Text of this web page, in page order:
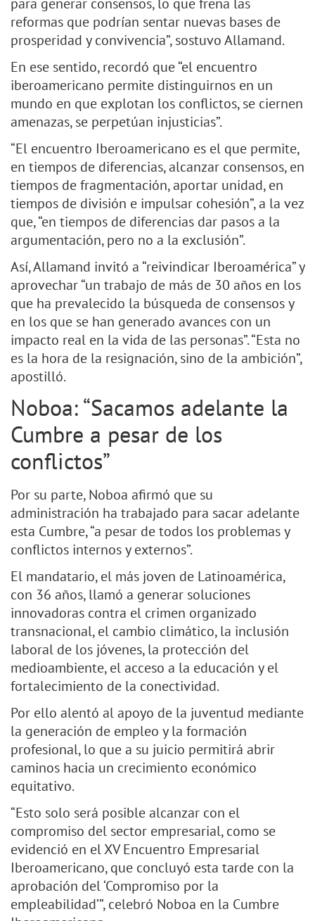
para generar consensos, lo que frena las
reformas que podrían sentar nuevas bases de
prosperidad y convivencia”, sostuvo Allamand.
En ese sentido, recordó que “el encuentro
iberoamericano permite distinguirnos en un
mundo en que explotan los conflictos, se ciernen
amenazas, se perpetúan injusticias”.
“El encuentro Iberoamericano es el que permite,
en tiempos de diferencias, alcanzar consensos, en
tiempos de fragmentación, aportar unidad, en
tiempos de división e impulsar cohesión”, a la vez
que, “en tiempos de diferencias dar pasos a la
argumentación, pero no a la exclusión”.
Así, Allamand invitó a “reivindicar Iberoamérica” y
aprovechar “un trabajo de más de 30 años en los
que ha prevalecido la búsqueda de consensos y
en los que se han generado avances con un
impacto real en la vida de las personas”. “Esta no
es la hora de la resignación, sino de la ambición”,
apostilló.
Noboa: “Sacamos adelante la
Cumbre a pesar de los
conflictos”
Por su parte, Noboa afirmó que su
administración ha trabajado para sacar adelante
esta Cumbre, “a pesar de todos los problemas y
conflictos internos y externos”.
El mandatario, el más joven de Latinoamérica,
con 36 años, llamó a generar soluciones
innovadoras contra el crimen organizado
transnacional, el cambio climático, la inclusión
laboral de los jóvenes, la protección del
medioambiente, el acceso a la educación y el
fortalecimiento de la conectividad.
Por ello alentó al apoyo de la juventud mediante
la generación de empleo y la formación
profesional, lo que a su juicio permitirá abrir
caminos hacia un crecimiento económico
equitativo.
“Esto solo será posible alcanzar con el
compromiso del sector empresarial, como se
evidenció en el XV Encuentro Empresarial
Iberoamericano, que concluyó esta tarde con la
aprobación del ‘Compromiso por la
empleabilidad’”, celebró Noboa en la Cumbre